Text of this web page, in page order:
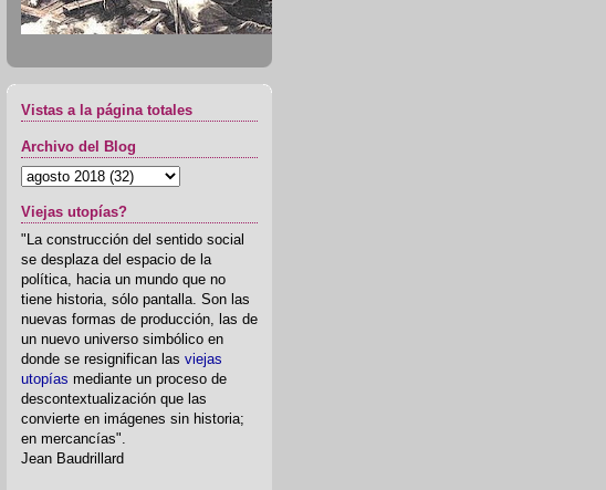
Vistas a la página totales
Archivo del Blog
Viejas utopías?
"La construcción del sentido social
se desplaza del espacio de la
política, hacia un mundo que no
tiene historia, sólo pantalla. Son las
nuevas formas de producción, las de
un nuevo universo simbólico en
donde se resignifican las viejas
utopías mediante un proceso de
descontextualización que las
convierte en imágenes sin historia;
en mercancías".
Jean Baudrillard